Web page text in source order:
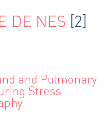
DE NES [2]
and Pulmonary
Stress